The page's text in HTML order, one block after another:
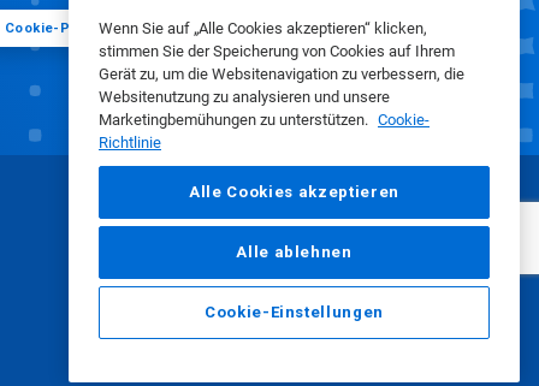
Wenn Sie auf „Alle Cookies akzeptieren“ klicken,
stimmen Sie der Speicherung von Cookies auf Ihrem
Gerät zu, um die Websitenavigation zu verbessern, die
Websitenutzung zu analysieren und unsere
Marketingbemühungen zu unterstützen. Cookie-
Richtlinie
Alle Cookies akzeptieren
Alle ablehnen
Cookie-Einstellungen
Cookie-Präferenzen